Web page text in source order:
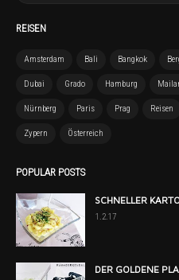
REISEN
Amsterdam Bali Bangkok
Dubai Grado Hamburg
Nürnberg Paris Prag Reisen
Zypern Österreich
POPULAR POSTS
SCHNELLER
1.2.17
DER GOLDENE